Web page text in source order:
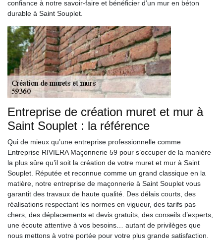
confiance à notre savoir-faire et bénéficier d’un mur en béton
durable à Saint Souplet.
Entreprise de création muret et mur à
Saint Souplet : la référence
Qui de mieux qu’une entreprise professionnelle comme
Entreprise RIVIERA Maçonnerie 59 pour s’occuper de la manière
la plus sûre qu’il soit la création de votre muret et mur à Saint
Souplet. Réputée et reconnue comme un grand classique en la
matière, notre entreprise de maçonnerie à Saint Souplet vous
garantit des travaux de haute qualité. Des délais courts, des
réalisations respectant les normes en vigueur, des tarifs pas
chers, des déplacements et devis gratuits, des conseils d’experts,
une écoute attentive à vos besoins… autant de privilèges que
nous mettons à votre portée pour votre plus grande satisfaction.